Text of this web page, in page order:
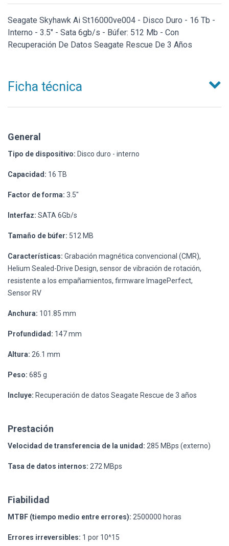
Seagate Skyhawk Ai St16000ve004 - Disco Duro - 16 Tb -
Interno - 3.5" - Sata 6gb/s - Búfer: 512 Mb - Con
Recuperación De Datos Seagate Rescue De 3 Años
Ficha técnica
General
Tipo de dispositivo: Disco duro - interno
Capacidad: 16 TB
Factor de forma: 3.5"
Interfaz: SATA 6Gb/s
Tamaño de búfer: 512 MB
Características: Grabación magnética convencional (CMR),
Helium Sealed-Drive Design, sensor de vibración de rotación,
resistente a los empañamientos, firmware ImagePerfect,
Sensor RV
Anchura: 101.85 mm
Profundidad: 147 mm
Altura: 26.1 mm
Peso: 685 g
Incluye: Recuperación de datos Seagate Rescue de 3 años
Prestación
Velocidad de transferencia de la unidad: 285 MBps (externo)
Tasa de datos internos: 272 MBps
Fiabilidad
MTBF (tiempo medio entre errores): 2500000 horas
Errores irreversibles: 1 por 10^15